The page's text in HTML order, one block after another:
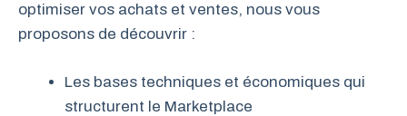
optimiser vos achats et ventes, nous vous
proposons de découvrir :
Les bases techniques et économiques qui
structurent le Marketplace